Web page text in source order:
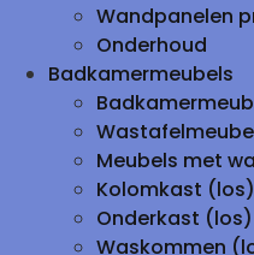
Wandpanelen
Onderhoud
Badkamermeubels
Meubels met
Kolomkast (los)
Onderkast (los)
Waskommen